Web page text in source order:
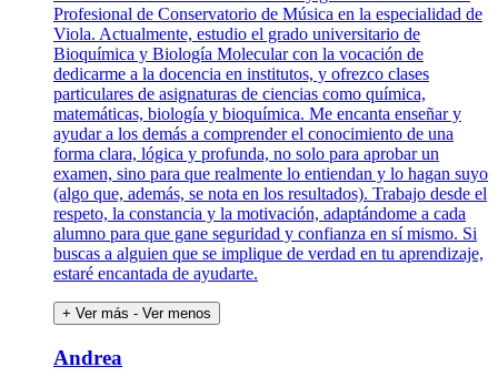
Profesional de Conservatorio de Música en la especialidad de
Viola. Actualmente, estudio el grado universitario de
Bioquímica y Biología Molecular con la vocación de
dedicarme a la docencia en institutos, y ofrezco clases
particulares de asignaturas de ciencias como química,
matemáticas, biología y bioquímica. Me encanta enseñar y
ayudar a los demás a comprender el conocimiento de una
forma clara, lógica y profunda, no solo para aprobar un
examen, sino para que realmente lo entiendan y lo hagan suyo
(algo que, además, se nota en los resultados). Trabajo desde el
respeto, la constancia y la motivación, adaptándome a cada
alumno para que gane seguridad y confianza en sí mismo. Si
buscas a alguien que se implique de verdad en tu aprendizaje,
estaré encantada de ayudarte.
+ Ver más - Ver menos
Andrea